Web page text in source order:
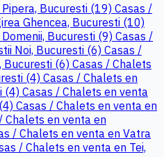
Bucuresti (19) Casas /
Ghencea, Bucuresti (10)
Bucuresti (9) Casas /
Noi, Bucuresti (6) Casas /
Bucuresti (6) Casas / Chalets
(4) Casas / Chalets en
(4) Casas / Chalets en venta
Casas / Chalets en venta en
Chalets en venta en
/ Chalets en venta en Vatra
/ Chalets en venta en Tei,